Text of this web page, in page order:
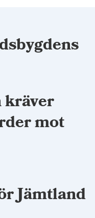
kräver
mot
Jämtland